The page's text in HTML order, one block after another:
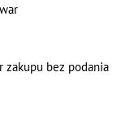
zakupu bez podania